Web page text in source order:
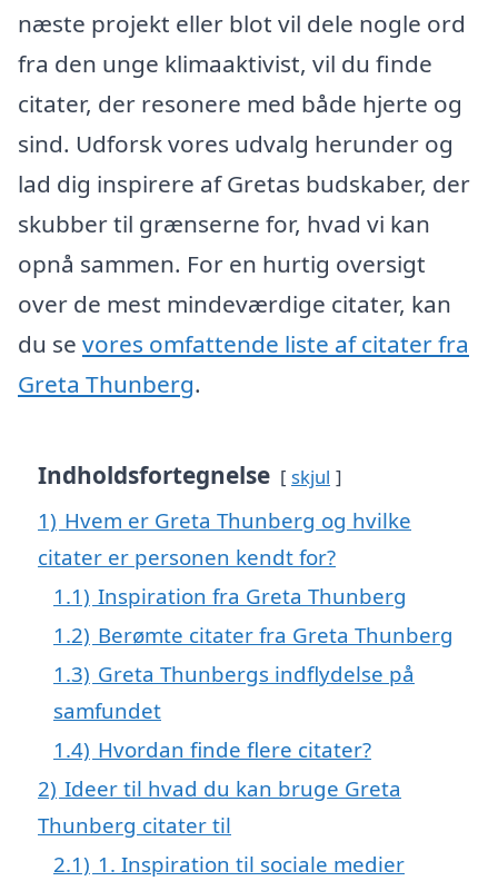
næste projekt eller blot vil dele nogle ord
fra den unge klimaaktivist, vil du finde
citater, der resonere med både hjerte og
sind. Udforsk vores udvalg herunder og
lad dig inspirere af Gretas budskaber, der
skubber til grænserne for, hvad vi kan
opnå sammen. For en hurtig oversigt
over de mest mindeværdige citater, kan
du se vores omfattende liste af citater fra
Greta Thunberg.
Indholdsfortegnelse skjul
1) Hvem er Greta Thunberg og hvilke
citater er personen kendt for?
1.1) Inspiration fra Greta Thunberg
1.2) Berømte citater fra Greta Thunberg
1.3) Greta Thunbergs indflydelse på
samfundet
1.4) Hvordan finde flere citater?
2) Ideer til hvad du kan bruge Greta
Thunberg citater til
2.1) 1. Inspiration til sociale medier